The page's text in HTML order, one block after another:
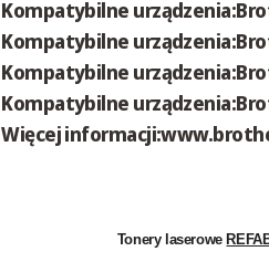
Kompatybilne
Kompatybilne
Kompatybilne
Kompatybilne
Więcej
Tonery laserowe